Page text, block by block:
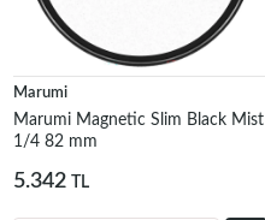
Marumi
Marumi Magnetic Slim Black Mist
1/4 82 mm
5.342 TL